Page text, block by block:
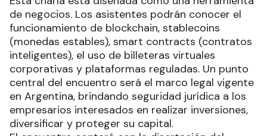
de negocios. Los asistentes podrán conocer el
funcionamiento de blockchain, stablecoins
(monedas estables), smart contracts (contratos
inteligentes), el uso de billeteras virtuales
corporativas y plataformas reguladas. Un punto
central del encuentro será el marco legal vigente
en Argentina, brindando seguridad jurídica a los
empresarios interesados en realizar inversiones,
diversificar y proteger su capital.